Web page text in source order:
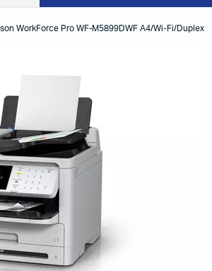
WorkForce Pro WF-M5899DWF А4/Wi-Fi/Duplex